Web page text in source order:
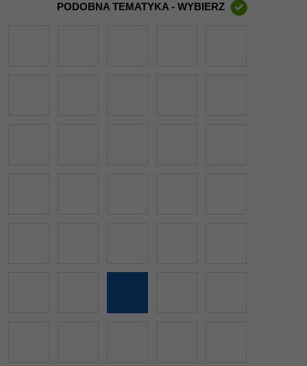
PODOBNA TEMATYKA - WYBIERZ